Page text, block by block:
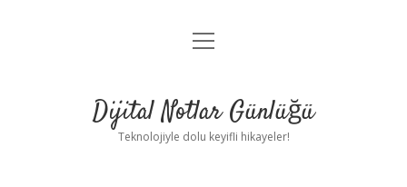
Anasayfa
Yasal Uyarı
menüyü
Dijital Notlar Günlüğü
Teknolojiyle dolu keyifli hikayeler!